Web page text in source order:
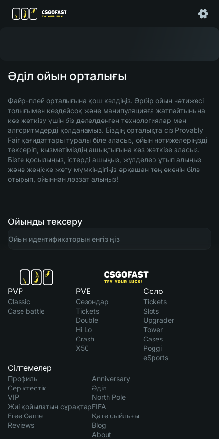
Әділ ойын орталығы
Файр-плей орталығына қош келдіңіз. Әрбір ойын нәтижесі
толығымен кездейсоқ және манипуляцияға жатпайтынына
көз жеткізу үшін біз дәлелденген технологиялар мен
алгоритмдерді қолданамыз. Біздің орталықта сіз Provably
Fair қағидаттары туралы біле аласыз, ойын нәтижелеріңізді
тексеріп, қызметіміздің ашықтығына көз жеткізе аласыз.
Бізге қосылыңыз, істерді ашыңыз, жүлделер ұтып алыңыз
және жеңіске жету мүмкіндігіңіз әрқашан тең екенін біле
отырып, ойыннан ләззат алыңыз!
Ойынды тексеру
PVP
Classic
Case battle
PVE
Сезондар
Tickets
Double
Hi Lo
Crash
X50
Соло
Tickets
Slots
Upgrader
Tower
Cases
Poggi
eSports
Сілтемелер
Профиль
Серіктестік
VIP
Жиі қойылатын сұрақтар
Free Game
Reviews
Anniversary
Әділ
North Pole
FIFA
Қате сыйлығы
Blog
About